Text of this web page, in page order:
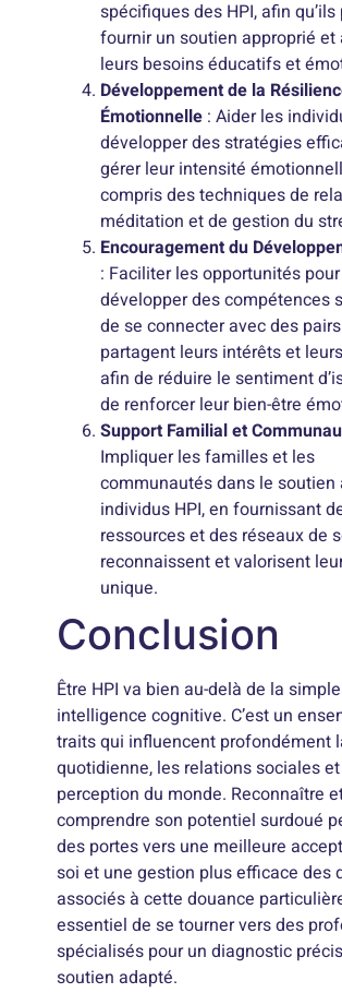
spécifiques des HPI, afin
fournir un soutien approprié et
leurs besoins éducatifs et
Développement de la
Émotionnelle : Aider les
développer des stratégies
gérer leur intensité
compris des techniques de
méditation et de gestion du
Encouragement du
: Faciliter les opportunités
développer des compétences
de se connecter avec des
partagent leurs intérêts et
afin de réduire le sentiment
de renforcer leur bien-être
Support Familial et
Impliquer les familles et les
communautés dans le soutien
individus HPI, en fournissant
ressources et des réseaux de
reconnaissent et valorisent
unique.
Conclusion
Être HPI va bien au-delà de la simple
intelligence cognitive. C’est un
traits qui influencent profondément
quotidienne, les relations sociales
perception du monde. Reconnaître
comprendre son potentiel surdoué
des portes vers une meilleure
soi et une gestion plus efficace des
associés à cette douance
essentiel de se tourner vers des
spécialisés pour un diagnostic
soutien adapté.